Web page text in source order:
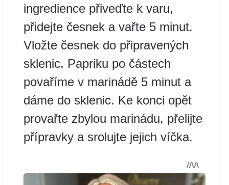
ingredience přiveďte k varu,
přidejte česnek a vařte 5 minut.
Vložte česnek do připravených
sklenic. Papriku po částech
povaříme v marinádě 5 minut a
dáme do sklenic. Ke konci opět
provařte zbylou marinádu, přelijte
přípravky a srolujte jejich víčka.